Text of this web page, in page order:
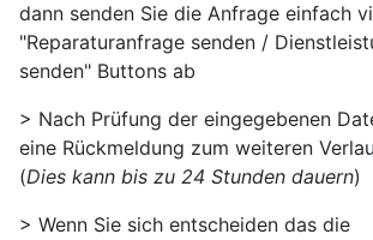
dann senden Sie die Anfrage einfach
"Reparaturanfrage senden /
senden" Buttons ab
> Nach Prüfung der eingegebenen
eine Rückmeldung zum weiteren
(Dies kann bis zu 24 Stunden dauern)
> Wenn Sie sich entscheiden das die